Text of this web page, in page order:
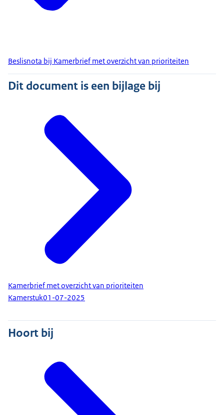
Beslisnota bij Kamerbrief met overzicht van prioriteiten
Dit document is een bijlage bij
Kamerbrief met overzicht van prioriteiten
Kamerstuk01-07-2025
Hoort bij